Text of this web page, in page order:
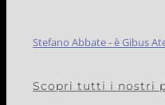
Stefano Abbate - è Gibus
Scopri tutti i nostri